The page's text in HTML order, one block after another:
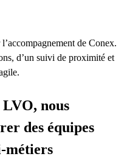
de Conex.
d’un suivi de proximité et
nous
des équipes
métiers